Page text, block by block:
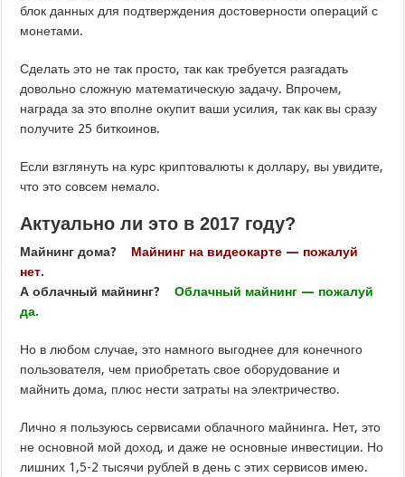
блок данных для подтверждения достоверности операций с
монетами.
Сделать это не так просто, так как требуется разгадать
довольно сложную математическую задачу. Впрочем,
награда за это вполне окупит ваши усилия, так как вы сразу
получите 25 биткоинов.
Если взглянуть на курс криптовалюты к доллару, вы увидите,
что это совсем немало.
Актуально ли это в 2017 году?
Майнинг дома? Майнинг на видеокарте — пожалуй
нет.
А облачный майнинг?
Облачный майнинг — пожалуй
да.
Но в любом случае, это намного выгоднее для конечного
пользователя, чем приобретать свое оборудование и
майнить дома, плюс нести затраты на электричество.
Лично я пользуюсь сервисами облачного майнинга. Нет, это
не основной мой доход, и даже не основные инвестиции. Но
лишних 1,5-2 тысячи рублей в день с этих сервисов имею.